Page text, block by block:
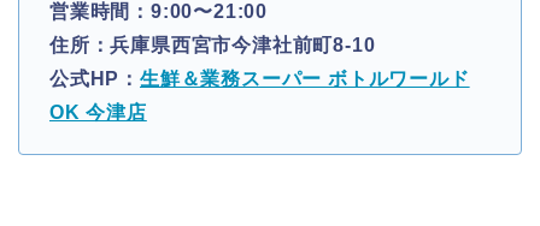
営業時間：9:00〜21:00
住所：兵庫県西宮市今津社前町8-10
公式HP： 生鮮＆業務スーパー ボトルワールド
OK 今津店